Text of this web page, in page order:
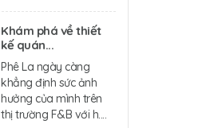
Khám phá về thiết
kế quán...
Phê La ngày càng
khẳng định sức ảnh
hưởng của mình trên
thị trường F&B với h....